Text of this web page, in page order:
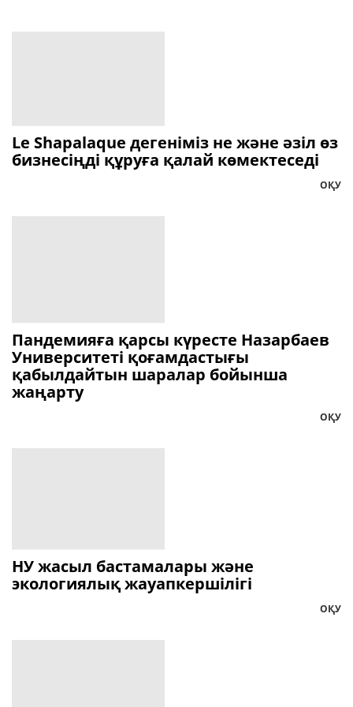
Le Shapalaque дегеніміз не және әзіл өз
бизнесіңді құруға қалай көмектеседі
ОҚУ
Пандемияға қарсы күресте Назарбаев
Университеті қоғамдастығы
қабылдайтын шаралар бойынша
жаңарту
ОҚУ
НУ жасыл бастамалары және
экологиялық жауапкершілігі
ОҚУ